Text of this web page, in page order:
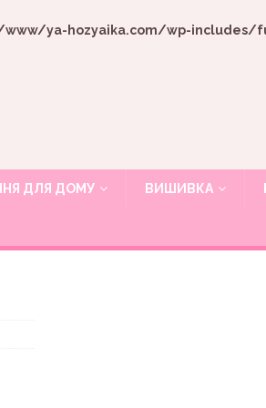
ya-hozyaika.com/wp-includes/
ДЛЯ ДОМУ ВИШИВКА